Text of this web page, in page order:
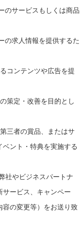
サービスもしくは商品
求人情報を提供するた
コンテンツや広告を提
策定・改善を目的とし
三者の賞品、またはサ
ント・特典を実施する
社やビジネスパートナ
サービス、キャンペー
容の変更等）をお送り致